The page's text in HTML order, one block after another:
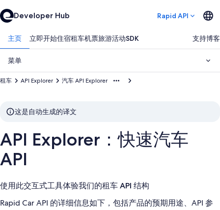
Developer Hub Rapid API
主页 立即开始住宿租车机票旅游活动SDK 支持博客
菜单
汽车 API Explorer
API Explorer
租车
这是自动生成的译文
API Explorer：快速汽车
API
使用此交互式工具体验我们的租车 API 结构
Rapid Car API 的详细信息如下，包括产品的预期用途、API 参